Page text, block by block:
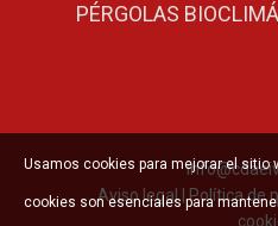
PÉRGOLAS
Aviso legal|Política de
Usamos cookies para mejorar el sitio
cookies son esenciales para